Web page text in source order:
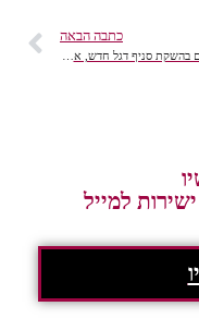
כתבה הבאה
למייל